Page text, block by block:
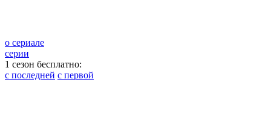
о сериале
серии
1 сезон бесплатно:
с последней с первой